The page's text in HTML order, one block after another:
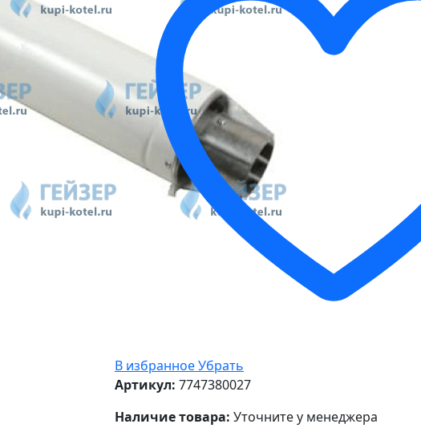
В избранноеУбрать
Артикул: 7747380027
Наличие товара: Уточните у менеджера